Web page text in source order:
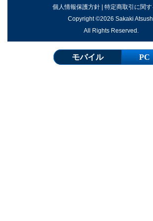
個人情報保護方針| 特定商取引に関
Copyright ©2026 Sakaki
All Rights Reserved.
モバイル PC